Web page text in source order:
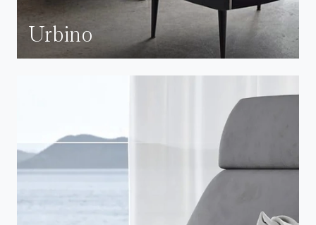
Urbino